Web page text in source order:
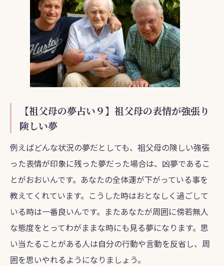
【祖父母の夢占い９】祖父母の表情が強張り
険しい夢
例えばどんな状況の夢だとしても、祖父母の険しい強張
った表情が印象に残った夢だった場合は、凶夢であるこ
とがおおいんです。あなたの全体運が下がっている事を
教えてくれています。こうした時はおとなしく過ごして
いる時は一番良いんです。またあなたが周囲に傍若無人
な態度をとってわがままな時にも見る夢になります。思
い当たることがある人は自分の行動や言動を反省し、周
囲を思いやれるようになりましょう。